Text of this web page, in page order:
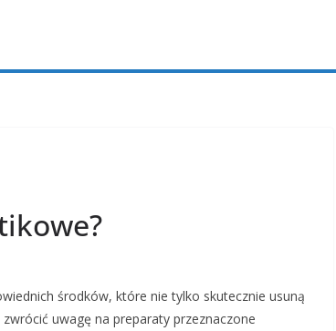
środków, które nie tylko skutecznie usuną
uwagę na preparaty przeznaczone